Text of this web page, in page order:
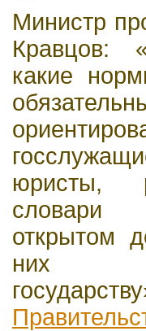
Министр
Кравцов:
какие
юристы,
открытом
них